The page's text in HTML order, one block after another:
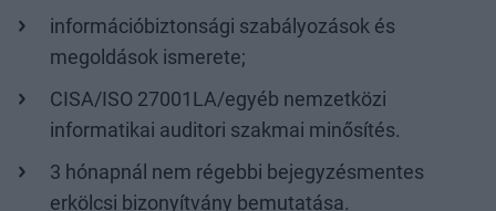
információbiztonsági szabályozások és
megoldások ismerete;
CISA/ISO 27001LA/egyéb nemzetközi
informatikai auditori szakmai minősítés.
3 hónapnál nem régebbi bejegyzésmentes
erkölcsi bizonyítvány bemutatása.